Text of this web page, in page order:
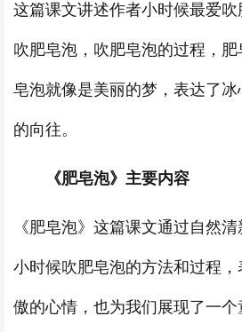
这篇课文讲述作者小时候最爱
吹肥皂泡，吹肥皂泡的过程，
皂泡就像是美丽的梦，表达了
的向往。
《肥皂泡》主要内容
《肥皂泡》这篇课文通过自然
小时候吹肥皂泡的方法和过程
傲的心情，也为我们展现了一